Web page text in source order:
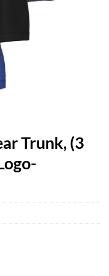
Trunk, (3